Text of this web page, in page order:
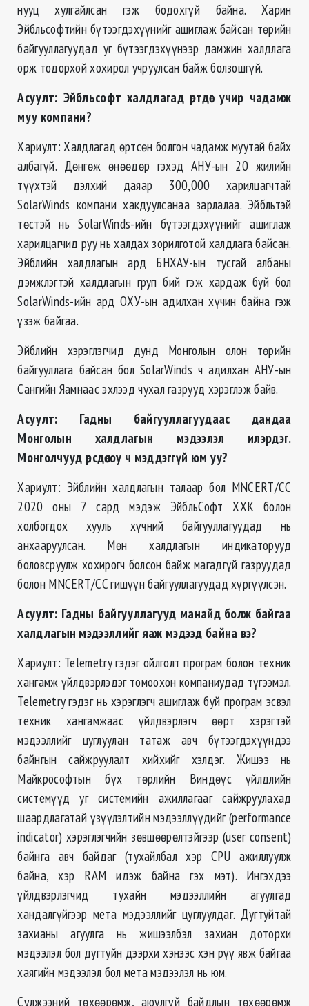
нууц хулгайлсан гэж бодохгүй байна. Харин
Эйбльсофтийн бүтээгдэхүүнийг ашиглаж байсан төрийн
байгууллагуудад уг бүтээгдэхүүнээр дамжин халдлага
орж тодорхой хохирол учруулсан байж болзошгүй.
Асуулт: Эйбльсофт халдлагад өртдөг учир чадамж
муу компани?
Хариулт: Халдлагад өртсөн болгон чадамж муутай байх
албагүй. Дөнгөж өнөөдөр гэхэд АНУ-ын 20 жилийн
түүхтэй дэлхий даяар 300,000 харилцагчтай
SolarWinds компани хакдуулсанаа зарлалаа. Эйбльтэй
төстэй нь SolarWinds-ийн бүтээгдэхүүнийг ашиглаж
харилцагчид руу нь халдах зорилготой халдлага байсан.
Эйблийн халдлагын ард БНХАУ-ын тусгай албаны
дэмжлэгтэй халдлагын груп бий гэж хардаж буй бол
SolarWinds-ийн ард ОХУ-ын адилхан хүчин байна гэж
үзэж байгаа.
Эйблийн хэрэглэгчид дунд Монголын олон төрийн
байгууллага байсан бол SolarWinds ч адилхан АНУ-ын
Сангийн Яамнаас эхлээд чухал газрууд хэрэглэж байв.
Асуулт: Гадны байгууллагуудаас дандаа
Монголын халдлагын мэдээлэл илэрдэг.
Монголчууд өөрсдөө юу ч мэддэггүй юм уу?
Хариулт: Эйблийн халдлагын талаар бол MNCERT/CC
2020 оны 7 сард мэдэж ЭйбльСофт ХХК болон
холбогдох хууль хүчний байгууллагуудад нь
анхааруулсан. Мөн халдлагын индикаторууд
боловсруулж хохирогч болсон байж магадгүй газруудад
болон MNCERT/CC гишүүн байгууллагуудад хүргүүлсэн.
Асуулт: Гадны байгууллагууд манайд болж байгаа
халдлагын мэдээллийг яаж мэдээд байна вэ?
Хариулт: Telemetry гэдэг ойлголт програм болон техник
хангамж үйлдвэрлэдэг томоохон компаниудад түгээмэл.
Telemetry гэдэг нь хэрэглэгч ашиглаж буй програм эсвэл
техник хангамжаас үйлдвэрлэгч өөрт хэрэгтэй
мэдээллийг цуглуулан татаж авч бүтээгдэхүүндээ
байнгын сайжруулалт хийхийг хэлдэг. Жишээ нь
Майкрософтын бүх төрлийн Виндөүс үйлдлийн
системүүд уг системийн ажиллагааг сайжруулахад
шаардлагатай үзүүлэлтийн мэдээллүүдийг (performance
indicator) хэрэглэгчийн зөвшөөрөлтэйгээр (user consent)
байнга авч байдаг (тухайлбал хэр CPU ажиллуулж
байна, хэр RAM идэж байна гэх мэт). Ингэхдээ
үйлдвэрлэгчид тухайн мэдээллийн агуулгад
хандалгүйгээр мета мэдээллийг цуглуулдаг. Дугтуйтай
захианы агуулга нь жишээлбэл захиан доторхи
мэдээлэл бол дугтуйн дээрхи хэнээс хэн рүү явж байгаа
хаягийн мэдээлэл бол мета мэдээлэл нь юм.
Сүлжээний төхөөрөмж, аюулгүй байдлын төхөөрөмж